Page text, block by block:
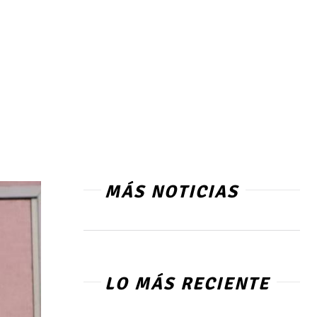
MÁS NOTICIAS
LO MÁS RECIENTE